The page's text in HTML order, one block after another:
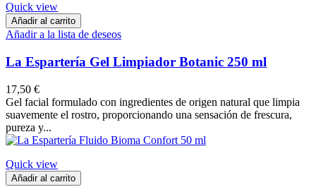
Quick view
Añadir al carrito
Añadir a la lista de deseos
La Espartería Gel Limpiador Botanic 250 ml
17,50 €
Gel facial formulado con ingredientes de origen natural que limpia
suavemente el rostro, proporcionando una sensación de frescura,
pureza y...
Quick view
Añadir al carrito